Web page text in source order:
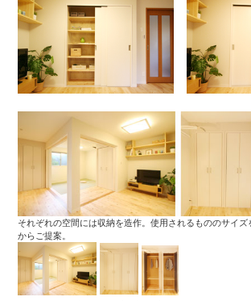
それぞれの空間には収納を造作。使用されるもののサイズ
からご提案。